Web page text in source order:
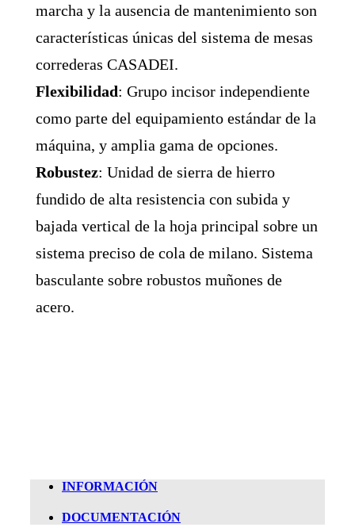
marcha y la ausencia de mantenimiento son
características únicas del sistema de mesas
correderas CASADEI.
Flexibilidad: Grupo incisor independiente
como parte del equipamiento estándar de la
máquina, y amplia gama de opciones.
Robustez: Unidad de sierra de hierro
fundido de alta resistencia con subida y
bajada vertical de la hoja principal sobre un
sistema preciso de cola de milano. Sistema
basculante sobre robustos muñones de
acero.
INFORMACIÓN
DOCUMENTACIÓN